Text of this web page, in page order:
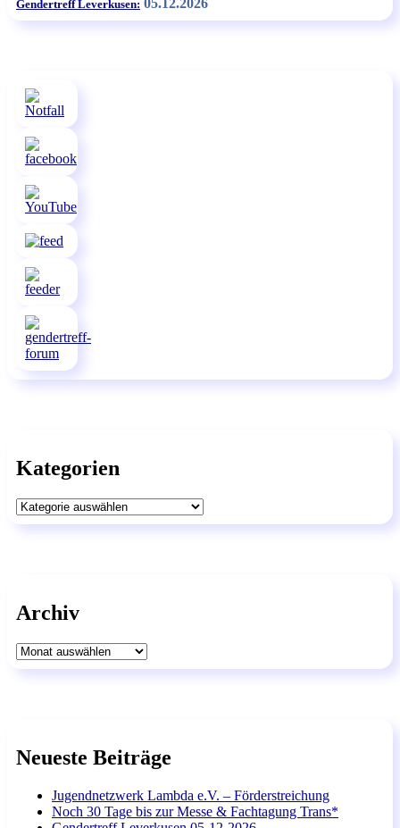
Gendertreff Leverkusen: 05.12.2026
Kategorien
Kategorien
Archiv
Archiv
Neueste Beiträge
Jugendnetzwerk Lambda e.V. – Förderstreichung
Noch 30 Tage bis zur Messe & Fachtagung Trans*